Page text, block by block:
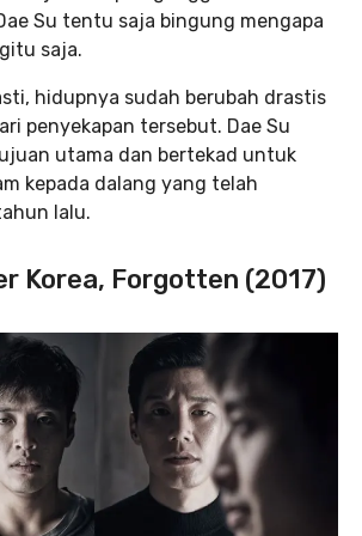
Su tentu saja bingung mengapa
saja.
hidupnya sudah berubah drastis
penyekapan tersebut. Dae Su
utama dan bertekad untuk
kepada dalang yang telah
lalu.
Korea, Forgotten (2017)